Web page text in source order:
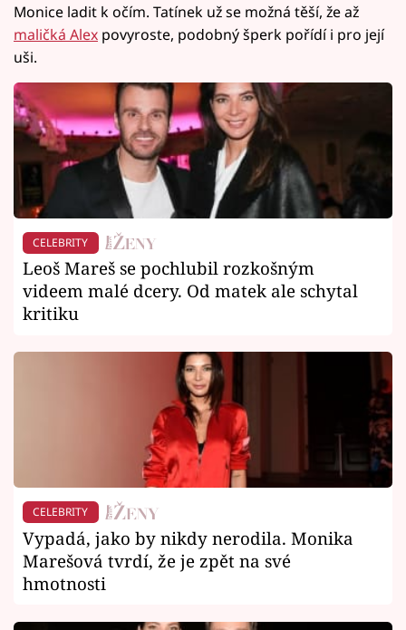
Monice ladit k očím. Tatínek už se možná těší, že až
maličká Alex povyroste, podobný šperk pořídí i pro její
uši.
CELEBRITY
Leoš Mareš se pochlubil rozkošným
videem malé dcery. Od matek ale schytal
kritiku
CELEBRITY
Vypadá, jako by nikdy nerodila. Monika
Marešová tvrdí, že je zpět na své
hmotnosti